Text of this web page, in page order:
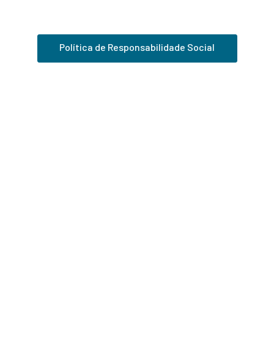
Política de Responsabilidade Social